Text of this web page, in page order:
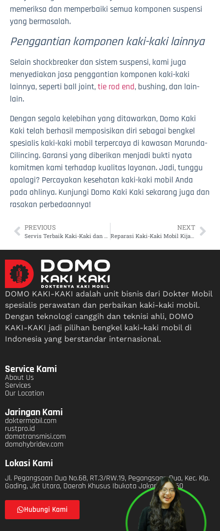
memeriksa dan memperbaiki semua komponen suspensi
yang bermasalah.
Penggantian komponen kaki-kaki lainnya
Selain shockbreaker dan sistem suspensi, kami juga
menyediakan jasa penggantian komponen kaki-kaki
lainnya, seperti ball joint,tie rod end, bushing, dan lain-
lain.
Dengan segala kelebihan yang ditawarkan, Domo Kaki
Kaki telah berhasil memposisikan diri sebagai bengkel
spesialis kaki-kaki mobil terpercaya di kawasan Marunda-
Cilincing. Garansi yang diberikan menjadi bukti nyata
komitmen kami terhadap kualitas layanan. Jadi, tunggu
apalagi? Percayakan kesehatan kaki-kaki mobil Anda
pada ahlinya. Kunjungi Domo Kaki Kaki sekarang juga dan
rasakan perbedaannya!
PREVIOUS NEXT
Reparasi Kaki-Kaki Mobil Kijang Innova Pakai Alat Modern di Marunda-Cilincing: Layanan Terbaik Dengan Teknologi Canggih
DOMO KAKI-KAKI adalah unit bisnis dari Dokter Mobil
spesialis perawatan dan perbaikan kaki-kaki mobil.
Dengan teknologi canggih dan teknisi ahli, DOMO
KAKI-KAKI jadi pilihan bengkel kaki-kaki mobil di
Indonesia yang berstandar internasional.
Service Kami
About Us
Services
Our Location
Jaringan Kami
doktermobil.com
rustpro.id
domotransmisi.com
domohybridev.com
Lokasi Kami
Jl. Pegangsaan Dua No.68, RT.3/RW.19, Pegangsaan Dua, Kec. Klp.
Gading, Jkt Utara, Daerah Khusus Ibukota Jakarta 14250
Hubungi Kami